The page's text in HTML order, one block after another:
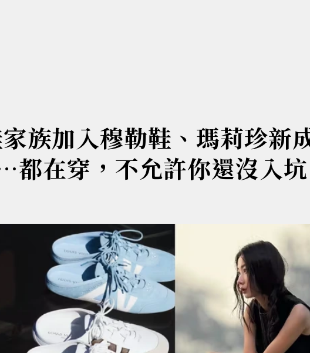
族加入穆勒鞋、瑪莉珍新
都在穿，不允許你還沒入